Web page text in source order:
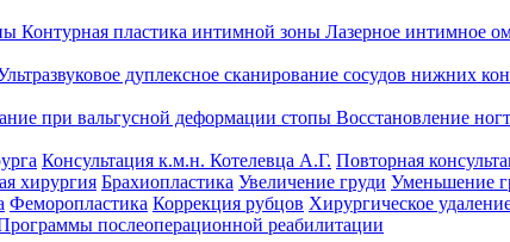
Контурная пластика интимной зоны Лазерное интимное
дуплексное сканирование сосудов нижних
при вальгусной деформации стопы Восстановление
Консультация к.м.н. Котелевца А.Г. Повторная
хирургия Брахиопластика Увеличение груди Уменьшение
Феморопластика Коррекция рубцов Хирургическое
послеоперационной реабилитации